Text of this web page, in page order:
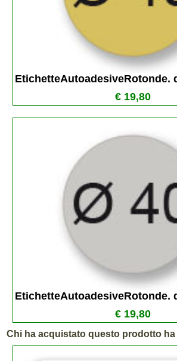
EtichetteAutoadesiveRotonde.
€ 19,80
EtichetteAutoadesiveRotonde.
€ 19,80
Chi ha acquistato questo prodotto